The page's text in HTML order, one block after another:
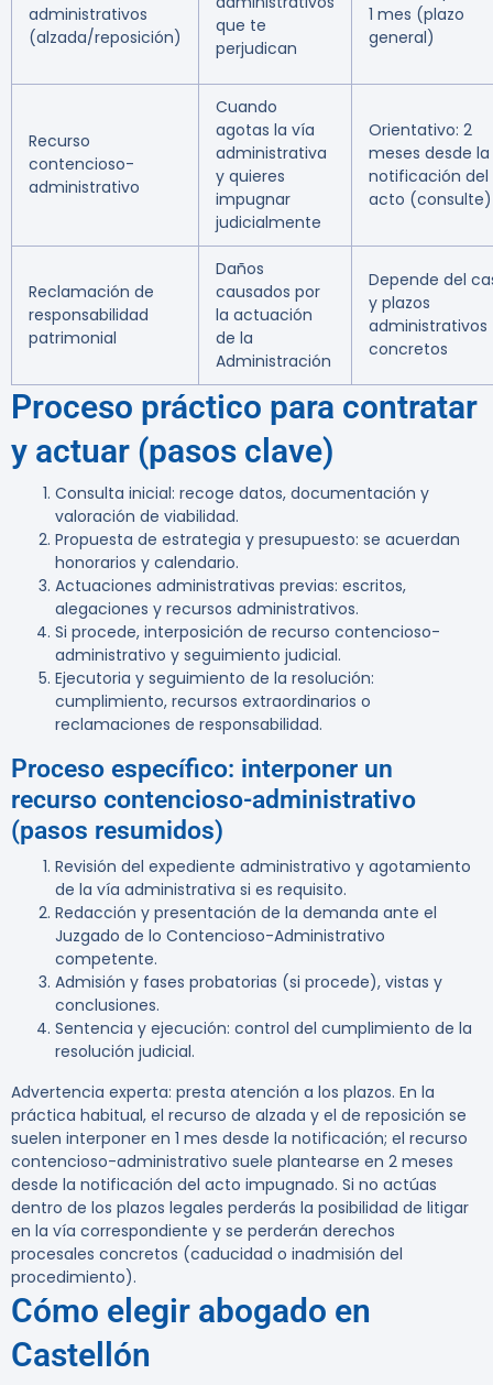
administrativos
(alzada/reposición)
que te
perjudican
1 mes (plazo
general)
Recurso
contencioso-
administrativo
Cuando
agotas la vía
administrativa
y quieres
impugnar
judicialmente
Orientativo: 2
meses desde la
notificación del
acto (consulte)
Reclamación de
responsabilidad
patrimonial
Daños
causados por
la actuación
de la
Administración
Depende del
y plazos
administrativos
concretos
Proceso práctico para contratar
y actuar (pasos clave)
Consulta inicial: recoge datos, documentación y
valoración de viabilidad.
Propuesta de estrategia y presupuesto: se acuerdan
honorarios y calendario.
Actuaciones administrativas previas: escritos,
alegaciones y recursos administrativos.
Si procede, interposición de recurso contencioso-
administrativo y seguimiento judicial.
Ejecutoria y seguimiento de la resolución:
cumplimiento, recursos extraordinarios o
reclamaciones de responsabilidad.
Proceso específico: interponer un
recurso contencioso-administrativo
(pasos resumidos)
Revisión del expediente administrativo y agotamiento
de la vía administrativa si es requisito.
Redacción y presentación de la demanda ante el
Juzgado de lo Contencioso-Administrativo
competente.
Admisión y fases probatorias (si procede), vistas y
conclusiones.
Sentencia y ejecución: control del cumplimiento de la
resolución judicial.
Advertencia experta: presta atención a los plazos. En la
práctica habitual, el recurso de alzada y el de reposición se
suelen interponer en 1 mes desde la notificación; el recurso
contencioso-administrativo suele plantearse en 2 meses
desde la notificación del acto impugnado. Si no actúas
dentro de los plazos legales perderás la posibilidad de litigar
en la vía correspondiente y se perderán derechos
procesales concretos (caducidad o inadmisión del
procedimiento).
Cómo elegir abogado en
Castellón